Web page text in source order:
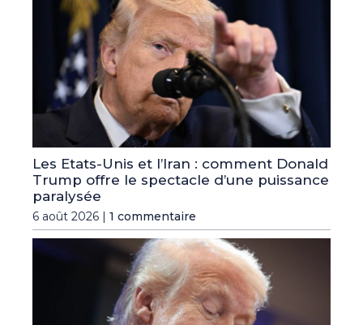
Les Etats-Unis et l’Iran : comment Donald
Trump offre le spectacle d’une puissance
paralysée
6 août 2026 | 1 commentaire